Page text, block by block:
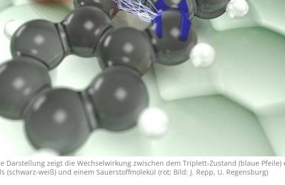
Darstellung zeigt die Wechsel­wirkung zwischen dem Triplett-Zustand (blaue Pfeile)
(schwarz-weiß) und einem Sauer­stoff­molekül (rot; Bild: J. Repp, U. Regens­burg)